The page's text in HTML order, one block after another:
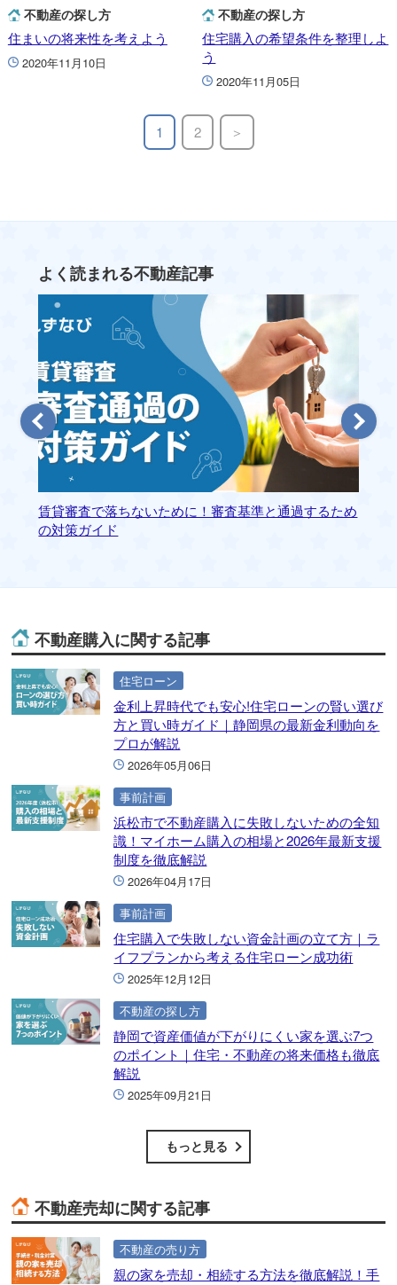
不動産の探し方
住まいの将来性を考えよう
2020年11月10日
不動産の探し方
住宅購入の希望条件を整理しよ
う
2020年11月05日
1 2
よく読まれる不動産記事
賃貸審査で落ちないために！審査基準と通過するため
の対策ガイド
不動産購入に関する記事
住宅ローン
金利上昇時代でも安心!住宅ローンの賢い選び
方と買い時ガイド｜静岡県の最新金利動向を
プロが解説
2026年05月06日
事前計画
浜松市で不動産購入に失敗しないための全知
識！マイホーム購入の相場と2026年最新支援
制度を徹底解説
2026年04月17日
事前計画
住宅購入で失敗しない資金計画の立て方｜ラ
イフプランから考える住宅ローン成功術
2025年12月12日
不動産の探し方
静岡で資産価値が下がりにくい家を選ぶ7つ
のポイント｜住宅・不動産の将来価格も徹底
解説
2025年09月21日
もっと見る
不動産売却に関する記事
不動産の売り方
親の家を売却・相続する方法を徹底解説！手